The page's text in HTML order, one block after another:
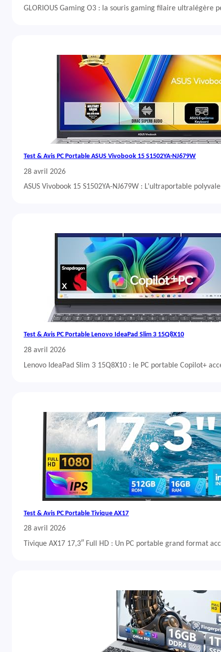
GLORIOUS Gaming O3 : la souris gaming filaire ultralégère
Test & Avis PC Portable ASUS Vivobook 15 S1502YA-NJ679W
28 avril 2026
ASUS Vivobook 15 S1502YA-NJ679W : L’ultraportable
Test & Avis PC Portable Lenovo IdeaPad Slim 3 15Q8X10
28 avril 2026
Lenovo IdeaPad Slim 3 15Q8X10 : le PC portable Copilot+
Test & Avis PC Portable Tivique AX17
28 avril 2026
Tivique AX17 17,3″ Full HD : Un PC portable grand format